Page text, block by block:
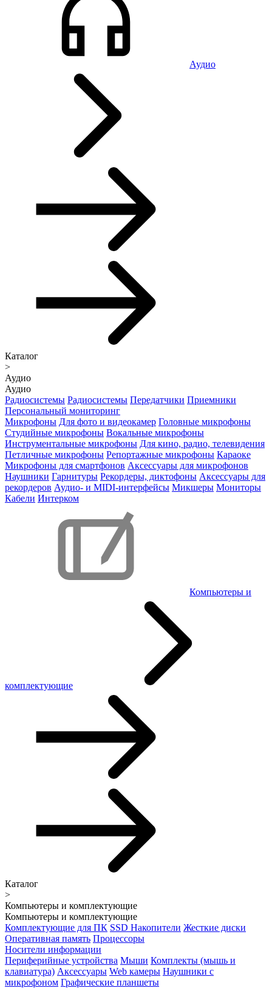
Аудио
Каталог
>
Аудио
Аудио
Радиосистемы Радиосистемы Передатчики Приемники
Персональный мониторинг
Микрофоны Для фото и видеокамер Головные микрофоны
Студийные микрофоны Вокальные микрофоны
Инструментальные микрофоны Для кино, радио, телевидения
Петличные микрофоны Репортажные микрофоны Караоке
Микрофоны для смартфонов Аксессуары для микрофонов
Наушники Гарнитуры Рекордеры, диктофоны Аксессуары для
рекордеров Аудио- и MIDI-интерфейсы Микшеры Мониторы
Кабели Интерком
Компьютеры и
комплектующие
Каталог
>
Компьютеры и комплектующие
Компьютеры и комплектующие
Комплектующие для ПК SSD Накопители Жесткие диски
Оперативная память Процессоры
Носители информации
Периферийные устройства Мыши Комплекты (мышь и
клавиатура) Аксессуары Web камеры Наушники с
микрофоном Графические планшеты